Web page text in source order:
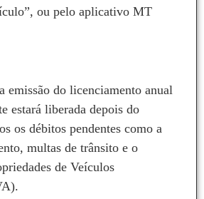
ou pelo aplicativo MT
emissão do licenciamento anual
estará liberada depois do
os débitos pendentes como a
multas de trânsito e o
de Veículos